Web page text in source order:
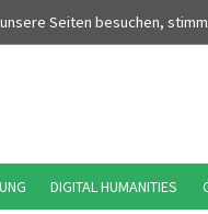
Seiten besuchen,
DIGITAL HUMANITIES